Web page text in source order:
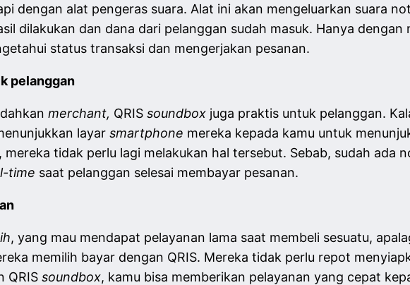
dengan alat pengeras suara. Alat ini akan mengeluarkan suara
dilakukan dan dana dari pelanggan sudah masuk. Hanya
status transaksi dan mengerjakan pesanan.
pelanggan
merchant, QRIS soundbox juga praktis untuk pelanggan.
layar smartphone mereka kepada kamu untuk
mereka tidak perlu lagi melakukan hal tersebut. Sebab, sudah ada
time saat pelanggan selesai membayar pesanan.
, yang mau mendapat pelayanan lama saat membeli sesuatu,
memilih bayar dengan QRIS. Mereka tidak perlu repot
QRIS soundbox, kamu bisa memberikan pelayanan yang cepat